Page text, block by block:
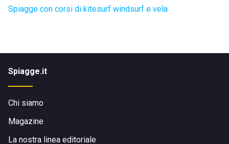
Spiagge con corsi di kitesurf windsurf e vela
Spiagge.it
Chi siamo
Magazine
La nostra linea editoriale